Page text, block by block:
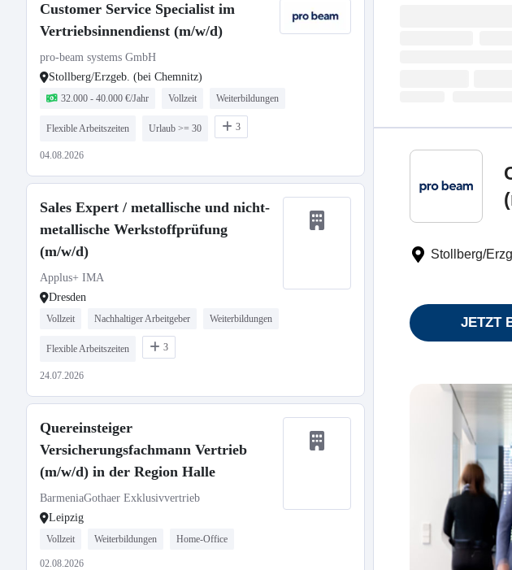
Customer Service Specialist im
Vertriebsinnendienst (m/w/d)
pro-beam systems GmbH
Stollberg/Erzgeb. (bei Chemnitz)
32.000 - 40.000 €/Jahr Vollzeit Weiterbildungen
Flexible Arbeitszeiten Urlaub >= 30 3
04.08.2026
Sales Expert / metallische und nicht-
metallische Werkstoffprüfung
(m/w/d)
Applus+ IMA
Dresden
Vollzeit Nachhaltiger Arbeitgeber Weiterbildungen
Flexible Arbeitszeiten 3
24.07.2026
Quereinsteiger
Versicherungsfachmann Vertrieb
(m/w/d) in der Region Halle
BarmeniaGothaer Exklusivvertrieb
Leipzig
Vollzeit Weiterbildungen Home-Office
02.08.2026